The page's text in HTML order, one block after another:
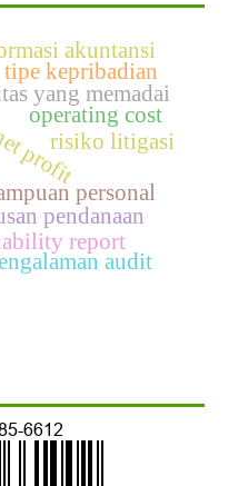
personal
profit
operating cost
akuntansi
yang memadai
pendanaan
report
tipe kepribadian
audit
risiko litigasi